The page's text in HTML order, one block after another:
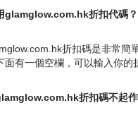
glamglow.com.hk折扣代碼？
折扣碼是非常簡
面有一個空欄，可以輸入你的
折扣碼不起作